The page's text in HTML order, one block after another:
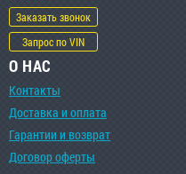
Заказать звонок
Запрос по VIN
О НАС
Контакты
Доставка и оплата
Гарантии и возврат
Договор оферты